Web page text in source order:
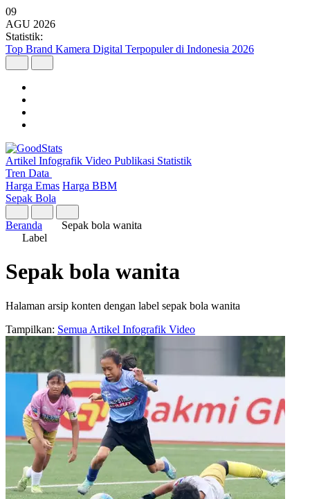
09
AGU 2026
Statistik:
Top Brand Kamera Digital Terpopuler di Indonesia 2026
Artikel Infografik Video Publikasi Statistik
Tren Data
Harga Emas Harga BBM
Sepak Bola
Beranda
Sepak bola wanita
Label
Sepak bola wanita
Halaman arsip konten dengan label sepak bola wanita
Tampilkan: Semua Artikel Infografik Video